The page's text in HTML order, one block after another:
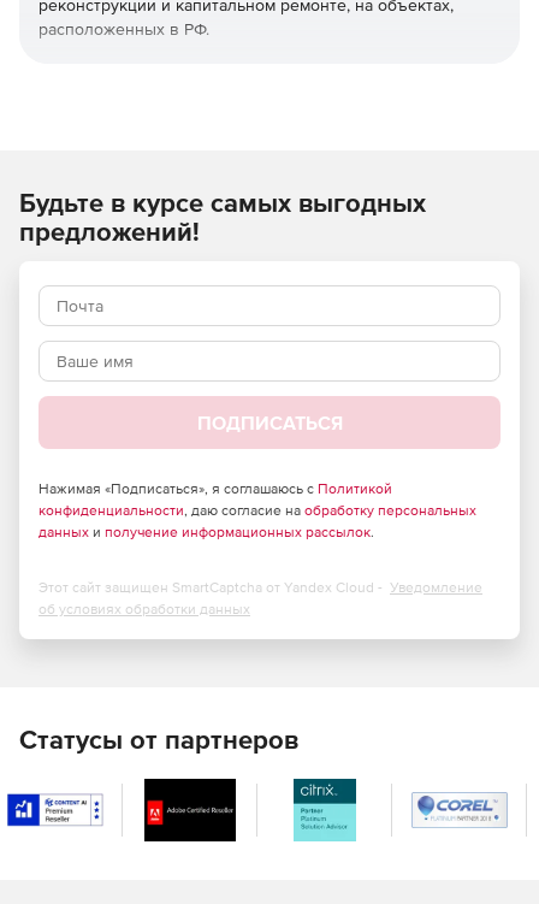
реконструкции и капитальном ремонте, на объектах,
расположенных в РФ.
объектов, расположенных в Российской Федерации.
Будьте в курсе самых выгодных
предложений!
ПОДПИСАТЬСЯ
Нажимая «Подписаться», я соглашаюсь с Политикой
конфиденциальности, даю согласие на обработку персональных
данных и получение информационных рассылок.
Этот сайт защищен SmartCaptcha от Yandex Cloud - Уведомление
об условиях обработки данных
Статусы от партнеров